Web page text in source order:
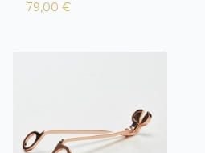
79,00 €